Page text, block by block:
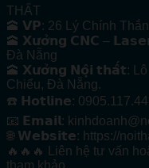
THẤT
🕋 𝗩𝗣: 26 Lý Chính
🕋 𝗫𝘂̛𝗼̛̉𝗻𝗴 𝗖𝗡𝗖 –
Đà Nẵng
🕋 𝗫𝘂̛𝗼̛̉𝗻𝗴 𝗡𝗼̣̂𝗶 𝘁𝗵𝗮̂́𝘁: Lô
Chiểu, Đà Nẵng.
☎️ 𝗛𝗼𝘁𝗹𝗶𝗻𝗲:
📧 𝗘𝗺𝗮𝗶𝗹:
🌐 𝗪𝗲𝗯𝘀𝗶𝘁𝗲: https://
🔥🔥🔥 Liên hệ tư vấn